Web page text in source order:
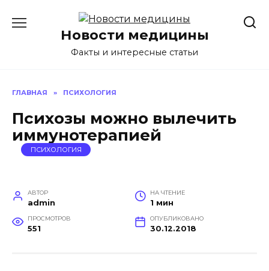
содержаниюНовости медицины
Факты и интересные статьи
ГЛАВНАЯ » ПСИХОЛОГИЯ
Психозы можно вылечить
иммунотерапией
ПСИХОЛОГИЯ
АВТОР
admin
НА ЧТЕНИЕ
1 мин
ПРОСМОТРОВ
551
ОПУБЛИКОВАНО
30.12.2018